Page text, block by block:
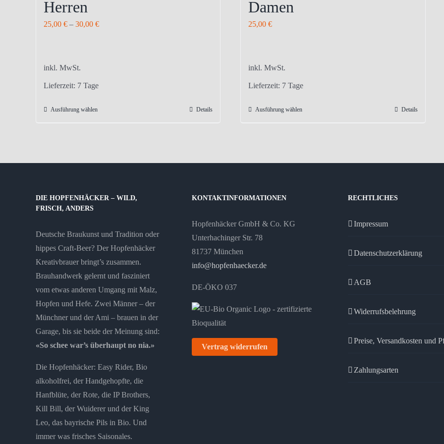
Herren
25,00 € – 30,00 €
inkl. MwSt.
Lieferzeit: 7 Tage
Ausführung wählenDieses
Die
auf
der
Produktseite
gewählt
werden
Details
Damen
25,00€
inkl. MwSt.
Lieferzeit: 7 Tage
Ausführung wählenDieses
Details
DIE HOPFENHÄCKER – WILD,
FRISCH, ANDERS
Deutsche Braukunst und Tradition oder
hippes Craft-Beer? Der Hopfenhäcker
Kreativbrauer bringt’s zusammen.
Brauhandwerk gelernt und fasziniert
vom etwas anderen Umgang mit Malz,
Hopfen und Hefe. Zwei Männer – der
Münchner und der Ami – brauen in der
Garage, bis sie beide der Meinung sind:
«So schee war’s überhaupt no nia.»
Die Hopfenhäcker: Easy Rider, Bio
alkoholfrei, der Handgehopfte, die
Hanfblüte, der Rote, die IP Brothers,
Kill Bill, der Wuiderer und der King
Leo, das bayrische Pils in Bio. Und
immer was frisches Saisonales.
KONTAKTINFORMATIONEN
Hopfenhäcker GmbH & Co. KG
Unterhachinger Str. 78
81737 München
info@hopfenhaecker.de
DE-ÖKO 037
Vertrag widerrufen
RECHTLICHES
Impressum
Datenschutzerklärung
AGB
Widerrufsbelehrung
Preise, Versandkosten und
Zahlungsarten